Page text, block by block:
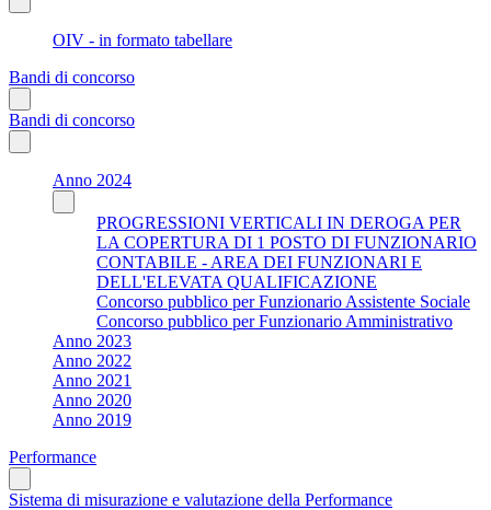
OIV - in formato tabellare
Bandi di concorso
Bandi di concorso
Anno 2024
PROGRESSIONI VERTICALI IN DEROGA PER
LA COPERTURA DI 1 POSTO DI FUNZIONARIO
CONTABILE - AREA DEI FUNZIONARI E
DELL'ELEVATA QUALIFICAZIONE
Concorso pubblico per Funzionario Assistente Sociale
Concorso pubblico per Funzionario Amministrativo
Anno 2023
Anno 2022
Anno 2021
Anno 2020
Anno 2019
Performance
Sistema di misurazione e valutazione della Performance